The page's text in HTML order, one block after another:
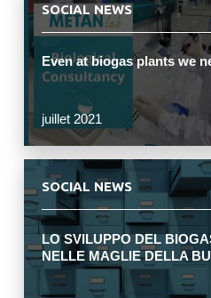
SOCIAL NEWS
Even at biogas plants we
juillet 2021
SOCIAL NEWS
LO SVILUPPO DEL
NELLE MAGLIE DELLA